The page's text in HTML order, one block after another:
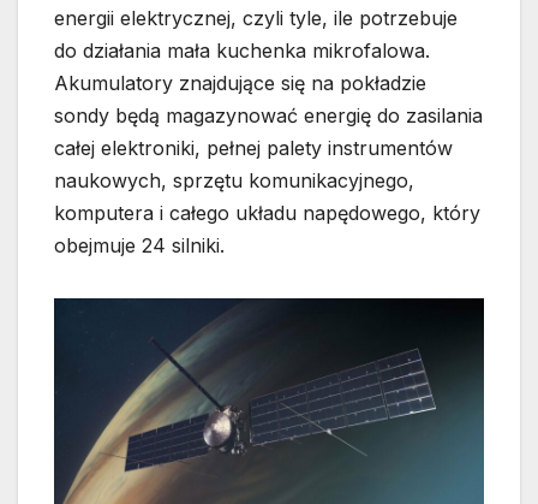
energii elektrycznej, czyli tyle, ile potrzebuje
do działania mała kuchenka mikrofalowa.
Akumulatory znajdujące się na pokładzie
sondy będą magazynować energię do zasilania
całej elektroniki, pełnej palety instrumentów
naukowych, sprzętu komunikacyjnego,
komputera i całego układu napędowego, który
obejmuje 24 silniki.